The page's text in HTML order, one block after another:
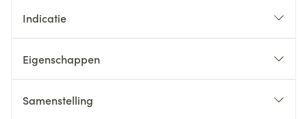
Indicatie
Eigenschappen
Samenstelling